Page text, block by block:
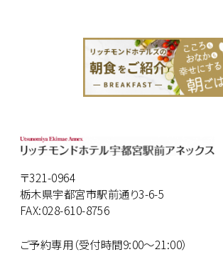
〒321-0964
栃木県宇都宮市駅前通り3-6-5
FAX:028-610-8756
ご予約専用（受付時間9:00～21:00）